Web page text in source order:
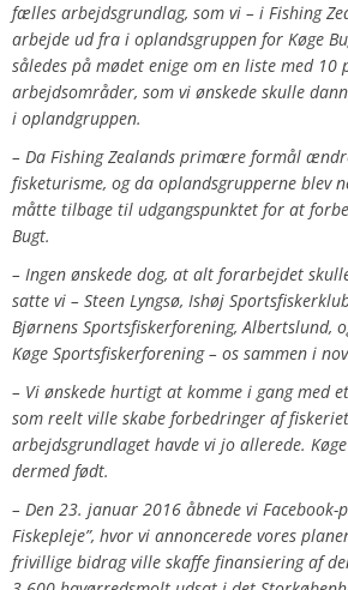
fælles arbejdsgrundlag, som vi – i Fishing
arbejde ud fra i oplandsgruppen for Køge
således på mødet enige om en liste med 10
arbejdsområder, som vi ønskede skulle
i oplandgruppen.
– Da Fishing Zealands primære formål
fisketurisme, og da oplandsgrupperne blev
måtte tilbage til udgangspunktet for at
Bugt.
– Ingen ønskede dog, at alt forarbejdet
satte vi – Steen Lyngsø, Ishøj
Bjørnens Sportsfiskerforening, Albertslund,
Køge Sportsfiskerforening – os sammen i
– Vi ønskede hurtigt at komme i gang med
som reelt ville skabe forbedringer af
arbejdsgrundlaget havde vi jo allerede.
dermed født.
– Den 23. januar 2016 åbnede vi Facebook-
Fiskepleje”, hvor vi annoncerede vores
frivillige bidrag ville skaffe finansiering af